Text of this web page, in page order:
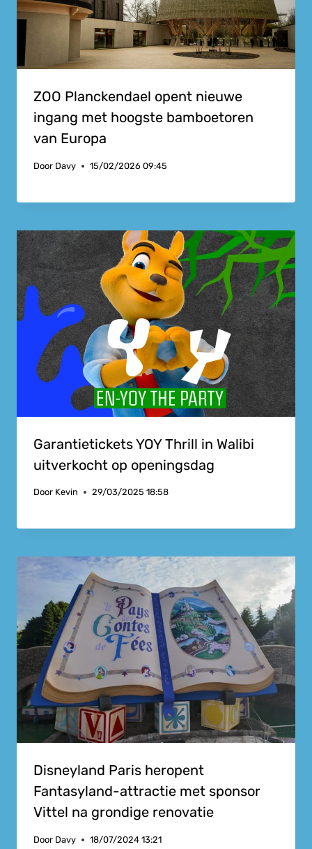
ZOO Planckendael opent nieuwe
ingang met hoogste bamboetoren
van Europa
Door Davy 15/02/2026 09:45
Garantietickets YOY Thrill in Walibi
uitverkocht op openingsdag
Door Kevin 29/03/2025 18:58
Disneyland Paris heropent
Fantasyland-attractie met sponsor
Vittel na grondige renovatie
Door Davy 18/07/2024 13:21